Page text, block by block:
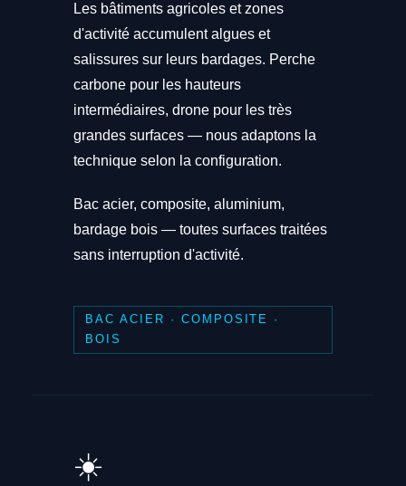
Les bâtiments agricoles et zones
d'activité accumulent algues et
salissures sur leurs bardages. Perche
carbone pour les hauteurs
intermédiaires, drone pour les très
grandes surfaces — nous adaptons la
technique selon la configuration.
Bac acier, composite, aluminium,
bardage bois — toutes surfaces traitées
sans interruption d'activité.
BAC ACIER · COMPOSITE ·
BOIS
☀️